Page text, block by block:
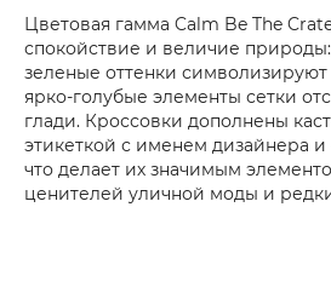
Цветовая гамма Calm Be The
спокойствие и величие
зеленые оттенки символизируют
ярко-голубые элементы сетки
глади. Кроссовки дополнены
этикеткой с именем дизайнера и
что делает их значимым
ценителей уличной моды и